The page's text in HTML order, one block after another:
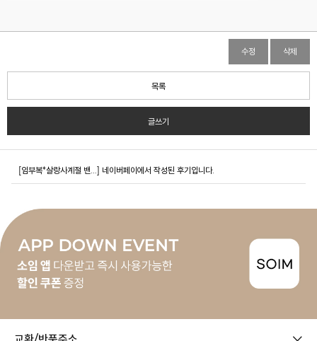
수정 삭제
목록
글쓰기
[임부복*살랑사계절 밴...] 네이버페이에서 작성된 후기입니다.